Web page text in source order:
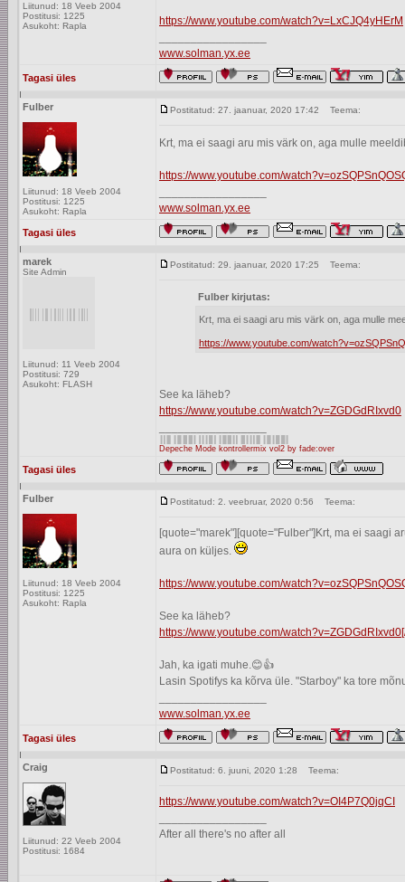
Liitunud: 18 Veeb 2004
Postitusi: 1225
Asukoht: Rapla
https://www.youtube.com/watch?v=LxCJQ4yHErM
www.solman.yx.ee
Tagasi üles
Fulber
Liitunud: 18 Veeb 2004
Postitusi: 1225
Asukoht: Rapla
Postitatud: 27. jaanuar, 2020 17:42 Teema:
Krt, ma ei saagi aru mis värk on, aga mulle
https://www.youtube.com/
www.solman.yx.ee
Tagasi üles
marek
Site Admin
Liitunud: 11 Veeb 2004
Postitusi: 729
Asukoht: FLASH
Postitatud: 29. jaanuar, 2020 17:25 Teema:
Fulber kirjutas:
Krt, ma ei saagi aru mis värk on, aga mulle
https://www.youtube.com/
See ka läheb?
https://www.youtube.com/watch?v=ZGDGdRIxvd0
Depeche Mode kontrollermix vol2 by fade:over
Tagasi üles
Fulber
Liitunud: 18 Veeb 2004
Postitusi: 1225
Asukoht: Rapla
Postitatud: 2. veebruar, 2020 0:56 Teema:
[quote="marek"][quote="Fulber"]Krt, ma ei saagi
aura on küljes.
https://www.youtube.com/
See ka läheb?
https://www.youtube.com/
Jah, ka igati muhe.😊👍
Lasin Spotifys ka kõrva üle. "Starboy" ka tore
www.solman.yx.ee
Tagasi üles
Craig
Liitunud: 22 Veeb 2004
Postitusi: 1684
Postitatud: 6. juuni, 2020 1:28 Teema:
https://www.youtube.com/watch?v=OI4P7Q0jqCI
After all there's no after all